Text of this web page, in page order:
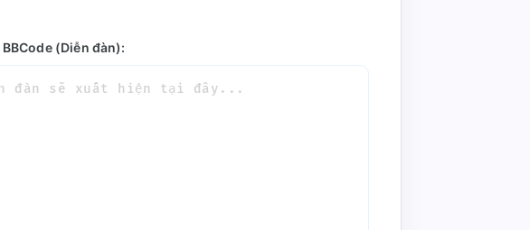
BBCode (Diễn đàn):